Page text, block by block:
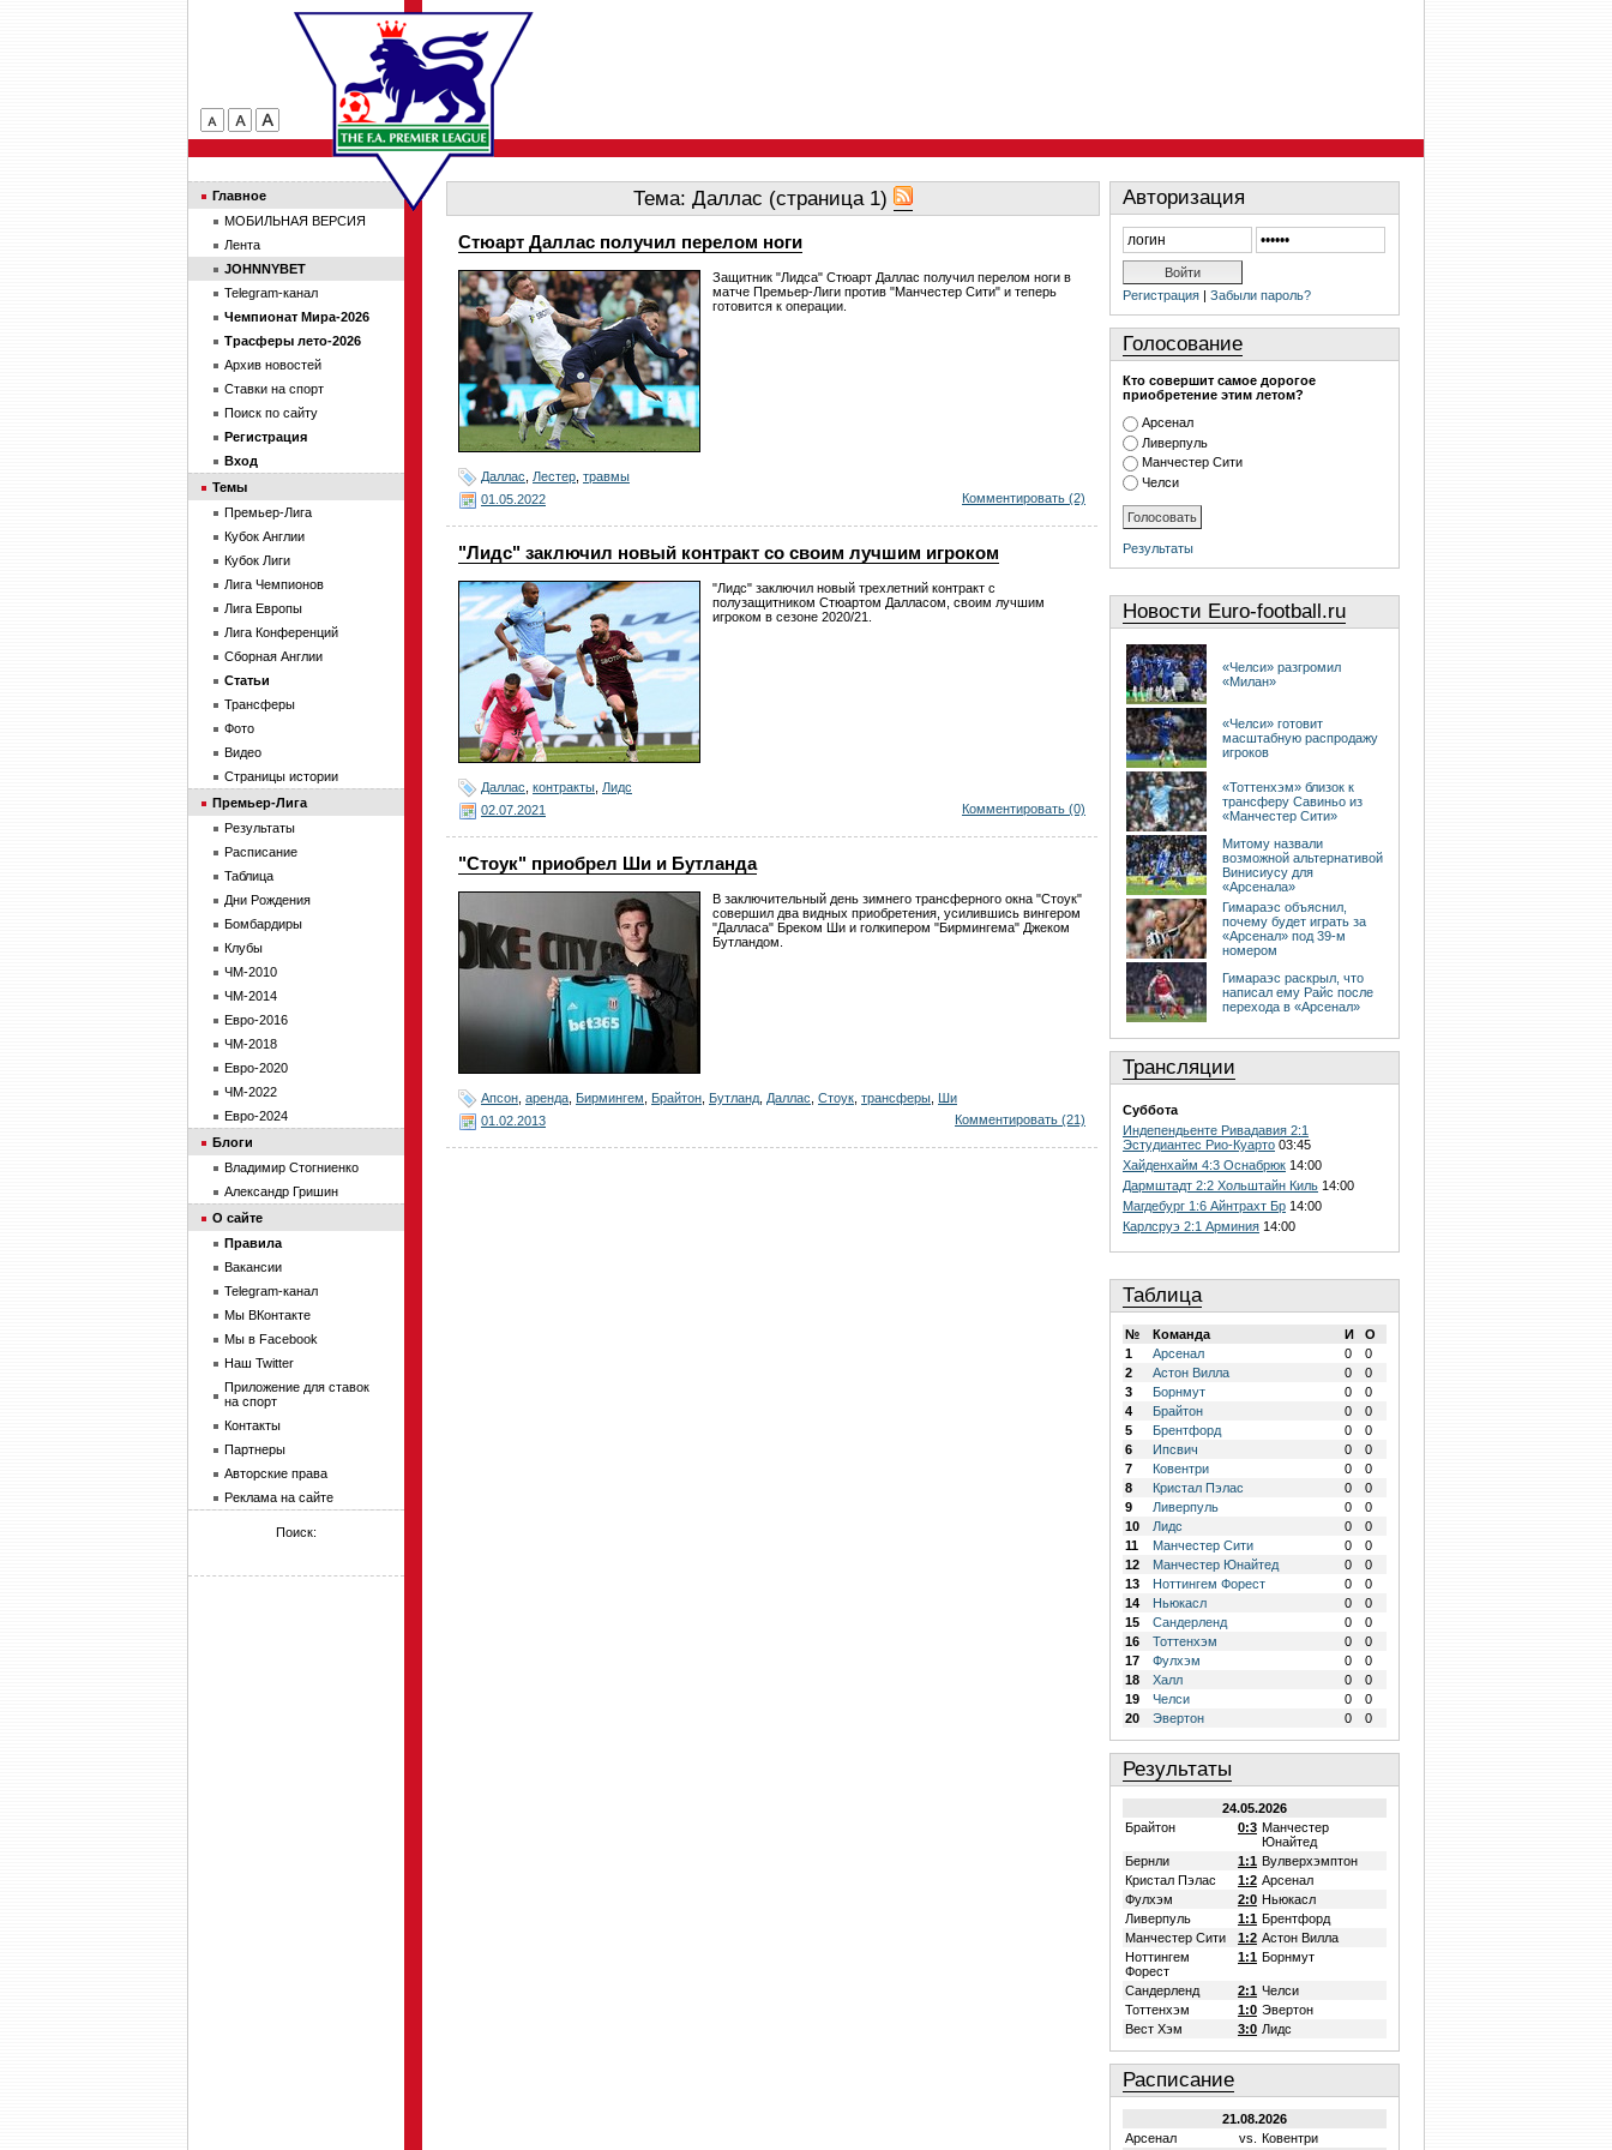
Тема: Даллас (страница 1)
Стюарт Даллас получил перелом ноги
Защитник "Лидса" Стюарт Даллас получил перелом ноги в
матче Премьер-Лиги против "Манчестер Сити" и теперь
готовится к операции.
Даллас Лестер травмы
01.05.2022
Комментировать (2)
"Лидс" заключил новый контракт со своим лучшим игроком
"Лидс" заключил новый трехлетний контракт с
полузащитником Стюартом Далласом, своим лучшим
игроком в сезоне 2020/21.
Даллас контракты Лидс
02.07.2021
Комментировать (0)
"Стоук" приобрел Ши и Бутланда
В заключительный день зимнего трансферного окна "Стоук"
совершил два видных приобретения, усилившись вингером
"Далласа" Бреком Ши и голкипером "Бирмингема" Джеком
Бутландом.
Апсон аренда Бирмингем Брайтон Бутланд Даллас Стоук трансферы Ши
01.02.2013
Комментировать (21)
Авторизация
Регистрация | Забыли пароль?
Голосование
Кто совершит самое дорогое
приобретение этим летом?
Арсенал
Ливерпуль
Манчестер Сити
Челси
Результаты
Новости Euro-football.ru
«Челси» разгромил
«Милан»
«Челси» готовит
масштабную распродажу
игроков
«Тоттенхэм» близок к
трансферу Савиньо из
«Манчестер Сити»
Митому назвали
возможной альтернативой
Винисиусу для
«Арсенала»
Гимараэс объяснил,
почему будет играть за
«Арсенал» под 39-м
номером
Гимараэс раскрыл, что
написал ему Райс после
перехода в «Арсенал»
Трансляции
Суббота
Индепендьенте Ривадавия 2:1
Эстудиантес Рио-Куарто 03:45
Хайденхайм 4:3 Оснабрюк 14:00
Дармштадт 2:2 Хольштайн Киль 14:00
Магдебург 1:6 Айнтрахт Бр 14:00
Карлсруэ 2:1 Арминия 14:00
Таблица
№ Команда И
О
1
Арсенал 0
0
2
Астон Вилла 0
0
3
Борнмут 0
0
4
Брайтон 0
0
5
Брентфорд 0
0
6
Ипсвич 0
0
7
Ковентри 0
0
8
Кристал Пэлас 0
0
9
Ливерпуль 0
0
10
Лидс 0
0
11
Манчестер Сити 0
0
12
Манчестер Юнайтед 0
0
13
Ноттингем Форест 0
0
14
Ньюкасл 0
0
15
Сандерленд 0
0
16
Тоттенхэм 0
0
17
Фулхэм 0
0
18
Халл 0
0
19
Челси 0
0
20
Эвертон 0 0
Результаты
24.05.2026
Брайтон
0:3 Манчестер
Юнайтед
Бернли
1:1 Вулверхэмптон
Кристал Пэлас
1:2 Арсенал
Фулхэм
2:0 Ньюкасл
Ливерпуль
1:1 Брентфорд
Манчестер Сити
1:2 Астон Вилла
Ноттингем
Форест
1:1 Борнмут
Сандерленд 2:1 Челси
Тоттенхэм
1:0 Эвертон
Вест Хэм
3:0 Лидс
Расписание
21.08.2026
Арсенал
vs. Ковентри
Главное
МОБИЛЬНАЯ ВЕРСИЯ
Лента
JOHNNYBET
Telegram-канал
Чемпионат Мира-2026
Трасферы лето-2026
Архив новостей
Ставки на спорт
Поиск по сайту
Регистрация
Вход
Темы
Премьер-Лига
Кубок Англии
Кубок Лиги
Лига Чемпионов
Лига Европы
Лига Конференций
Сборная Англии
Статьи
Трансферы
Фото
Видео
Страницы истории
Премьер-Лига
Результаты
Расписание
Таблица
Дни Рождения
Бомбардиры
Клубы
ЧМ-2010
ЧМ-2014
Евро-2016
ЧМ-2018
Евро-2020
ЧМ-2022
Евро-2024
Блоги
Владимир Стогниенко
Александр Гришин
О сайте
Правила
Вакансии
Telegram-канал
Мы ВКонтакте
Мы в Facebook
Наш Twitter
Приложение для ставок
на спорт
Контакты
Партнеры
Авторские права
Реклама на сайте
Поиск: